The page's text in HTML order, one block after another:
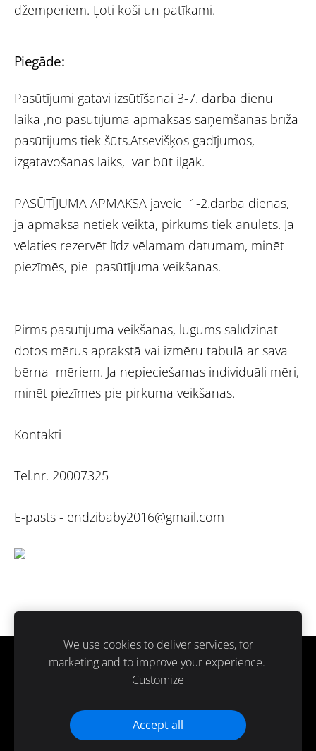
Piegāde:
Pasūtījumi gatavi izsūtīšanai 3-7. darba dienu
laikā ,no pasūtījuma apmaksas saņemšanas brīža
pasūtijums tiek šūts.Atsevišķos gadījumos,
izgatavošanas laiks, var būt ilgāk.
PASŪTĪJUMA APMAKSA jāveic 1-2.darba dienas,
ja apmaksa netiek veikta, pirkums tiek anulēts. Ja
vēlaties rezervēt līdz vēlamam datumam, minēt
piezīmēs, pie pasūtījuma veikšanas.
Pirms pasūtījuma veikšanas, lūgums salīdzināt
dotos mērus aprakstā vai izmēru tabulā ar sava
bērna mēriem. Ja nepieciešamas individuāli mēri,
minēt piezīmes pie pirkuma veikšanas.
Kontakti
Tel.nr. 20007325
E-pasts - endzibaby2016@gmail.com
džemperiem. Ļoti koši un patīkami.
Sīkdatnes
Paldies ka atbalsti ražots Latvijā.
We use cookies to deliver services, for
marketing and to improve your experience.
Customize
Accept all